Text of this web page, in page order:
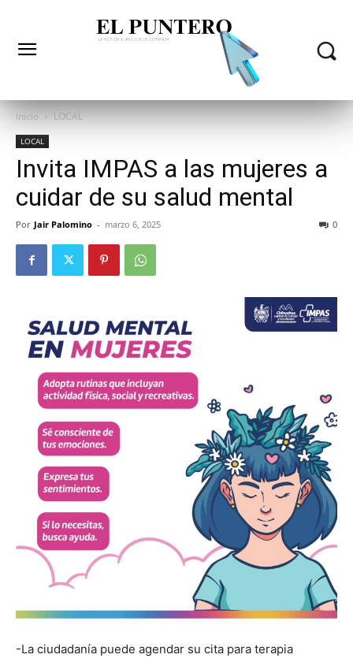
Inicio LOCAL
LOCAL
Invita IMPAS a las mujeres a
cuidar de su salud mental
Por Jair Palomino - marzo 6, 2025 0
-La ciudadanía puede agendar su cita para terapia